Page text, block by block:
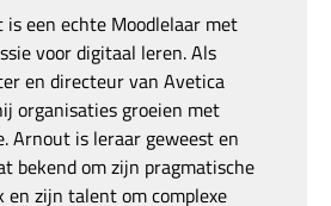
een echte Moodlelaar met
voor digitaal leren. Als
en directeur van Avetica
organisaties groeien met
Arnout is leraar geweest en
bekend om zijn pragmatische
en zijn talent om complexe